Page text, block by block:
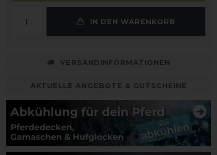
IN DEN WARENKORB
VERSANDINFORMATIONEN
AKTUELLE ANGEBOTE & GUTSCHEINE